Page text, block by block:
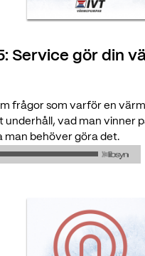
Service gör din
frågor som varför en
underhåll, vad man vinner
man behöver göra det.